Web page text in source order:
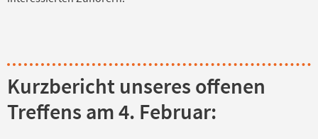
Kurzbericht unseres offenen
Treffens am 4. Februar: